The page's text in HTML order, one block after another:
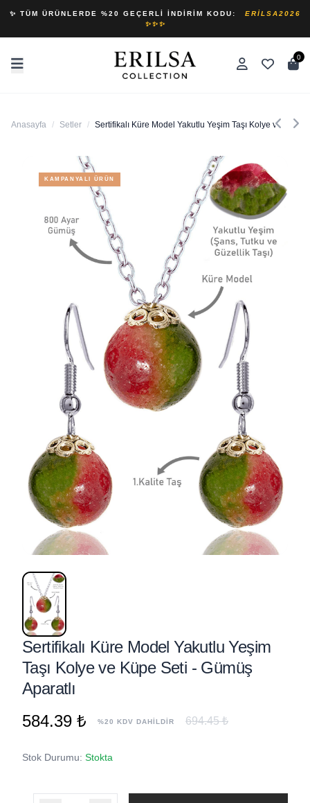
✨ TÜM ÜRÜNLERDE %20 GEÇERLI İNDIRIM KODU:
ERILSA2026
✨✨✨
0
Anasayfa / Setler / Sertifikalı Küre Model Yakutlu Yeşim Taşı Kolye ve Küpe
KAMPANYALI ÜRÜN
Sertifikalı Küre Model Yakutlu Yeşim
Taşı Kolye ve Küpe Seti - Gümüş
Aparatlı
584.39 ₺
%20 KDV DAHİLDİR 694.45 ₺
Stok Durumu: Stokta